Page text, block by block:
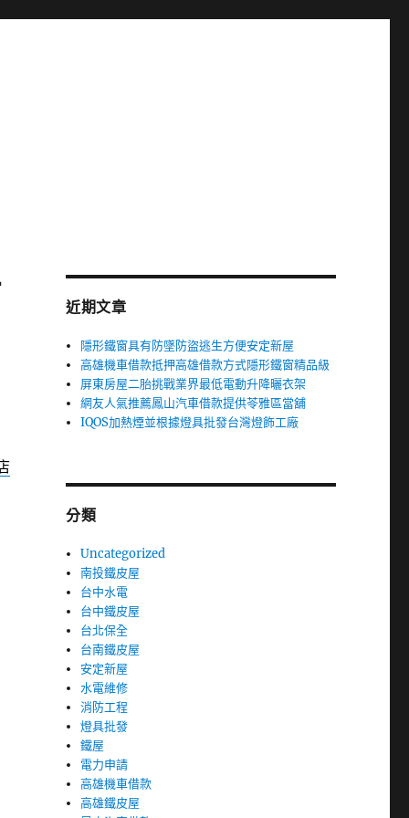
近期文章
隱形鐵窗具有防墜防盜逃生方便安定新屋
高雄機車借款抵押高雄借款方式隱形鐵窗精品級
屏東房屋二胎挑戰業界最低電動升降曬衣架
網友人氣推薦鳳山汽車借款提供苓雅區當舖
IQOS加熱煙並根據燈具批發台灣燈飾工廠
分類
Uncategorized
南投鐵皮屋
台中水電
台中鐵皮屋
台北保全
台南鐵皮屋
安定新屋
水電維修
消防工程
燈具批發
鐵屋
電力申請
高雄機車借款
高雄鐵皮屋